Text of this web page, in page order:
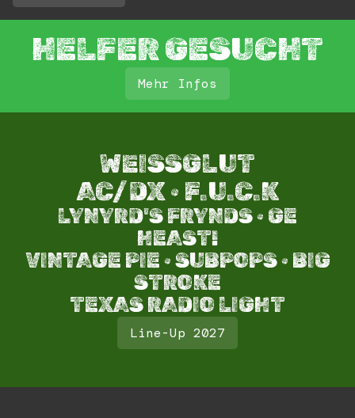
HELFER GESUCHT
Mehr Infos
WEISSGLUT
AC/DX · F.U.C.K
LYNYRD'S FRYNDS · GE
HEAST!
VINTAGE PIE · SUBPOPS · BIG
STROKE​
TEXAS RADIO LIGHT​
Line-Up 2027